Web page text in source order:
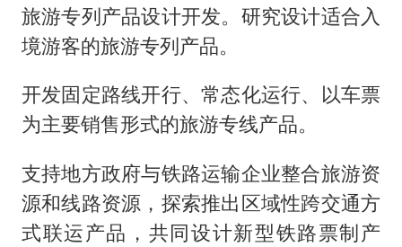
旅游专列产品设计开发。研究设计适合入
境游客的旅游专列产品。
开发固定路线开行、常态化运行、以车票
为主要销售形式的旅游专线产品。
支持地方政府与铁路运输企业整合旅游资
源和线路资源，探索推出区域性跨交通方
式联运产品，共同设计新型铁路票制产